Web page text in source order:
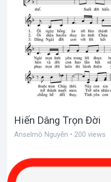
Hiến Dâng Trọn Đời
Anselmô Nguyễn • 200 views